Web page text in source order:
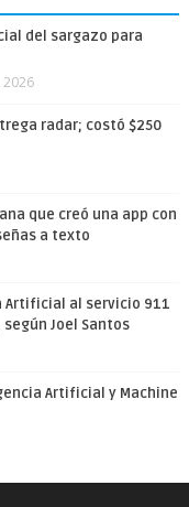
del sargazo para
2026
radar; costó $250
que creó una app con
a texto
al servicio 911
Joel Santos
Artificial y Machine